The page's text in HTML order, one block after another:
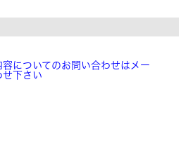
容についてのお問い合わせはメー
せ下さい